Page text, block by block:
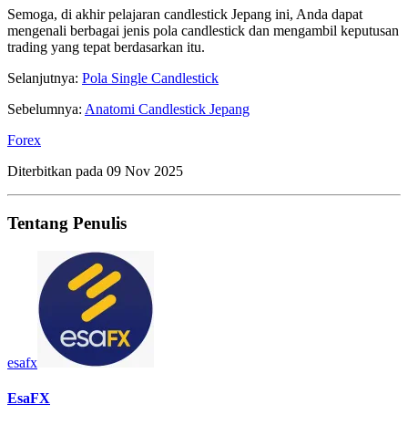
Semoga, di akhir pelajaran candlestick Jepang ini, Anda dapat
mengenali berbagai jenis pola candlestick dan mengambil keputusan
trading yang tepat berdasarkan itu.
Selanjutnya: Pola Single Candlestick
Sebelumnya: Anatomi Candlestick Jepang
Forex
Diterbitkan pada 09 Nov 2025
Tentang Penulis
esafx
EsaFX